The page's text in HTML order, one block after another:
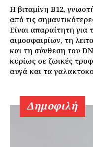
Η βιταμίνη Β12,
από τις
Είναι απαραίτητη
αιμοσφαιρίων, τη
και τη σύνθεση του
κυρίως σε ζωικές
αυγά και τα
Δημοφιλή